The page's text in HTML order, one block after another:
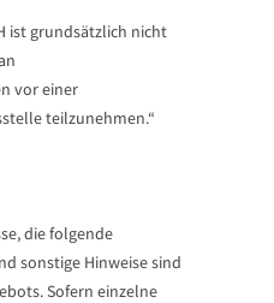
ist grundsätzlich nicht
vor einer
teilzunehmen.“
die folgende
sonstige Hinweise sind
Sofern einzelne